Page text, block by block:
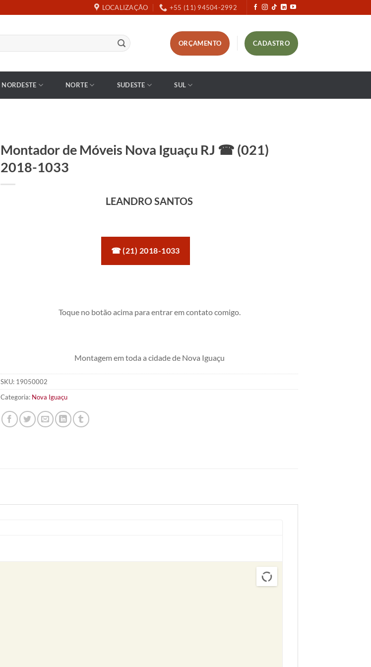
LOCALIZAÇÃO +55 (11) 94504-2992
ORÇAMENTO CADASTRO
NORDESTE NORTE SUDESTE SUL
Montador de Móveis Nova Iguaçu RJ ☎ (021)
2018-1033
LEANDRO SANTOS
☎ (21) 2018-1033
Toque no botão acima para entrar em contato comigo.
Montagem em toda a cidade de Nova Iguaçu
SKU: 19050002
Categoria: Nova Iguaçu